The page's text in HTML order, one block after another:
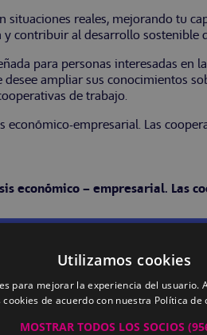
reales, mejorando tu
contribuir al desarrollo sostenible
para personas interesadas en
ampliar sus conocimientos
de trabajo.
empresarial. Las
económico – empresarial. Las
cooperativas y creación de
Utilizamos cookies
para mejorar la experiencia del usuario.
de acuerdo con nuestra Política de
MOSTRAR TODOS LOS SOCIOS